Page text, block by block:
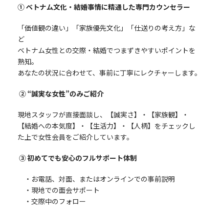
① ベトナム文化・結婚事情に精通した専門カウンセラー
「価値観の違い」「家族優先文化」「仕送りの考え方」な
ど
ベトナム女性との交際・結婚でつまずきやすいポイントを
熟知。
あなたの状況に合わせて、事前に丁寧にレクチャーします。
② “誠実な女性”のみご紹介
現地スタッフが直接面談し、【誠実さ】・【家族観】・
【結婚への本気度】・【生活力】・【人柄】をチェックし
た上で女性会員をご紹介しています。
③ 初めてでも安心のフルサポート体制
・お電話、対面、またはオンラインでの事前説明
・現地での面会サポート
・交際中のフォロー